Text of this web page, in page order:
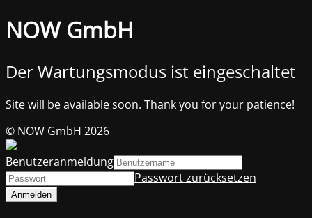
NOW GmbH
Der Wartungsmodus ist eingeschaltet
Site will be available soon. Thank you for your patience!
© NOW GmbH 2026
Benutzeranmeldung
Passwort zurücksetzen